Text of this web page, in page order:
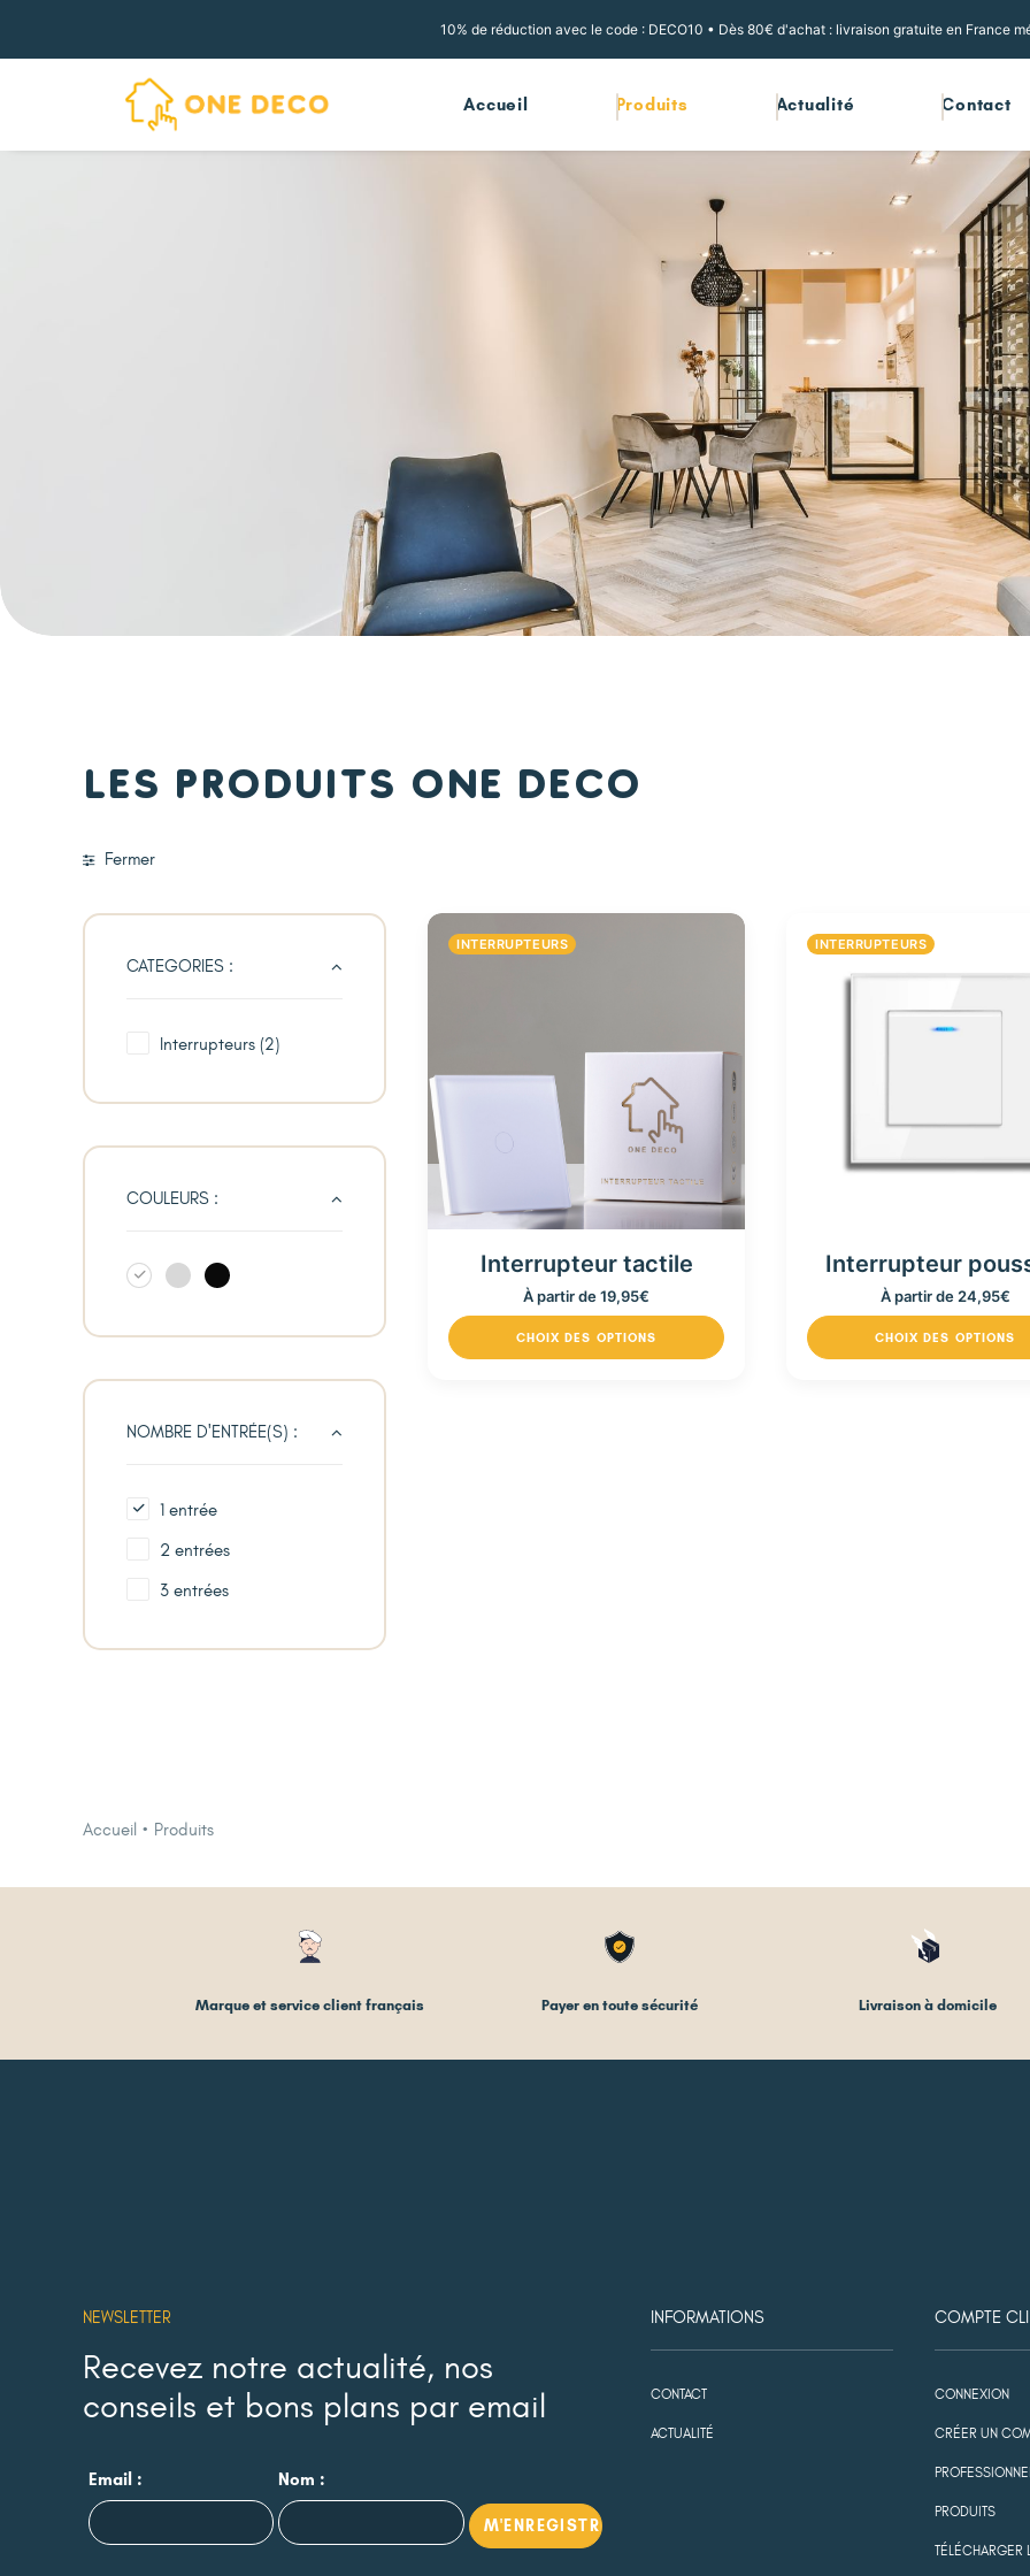
10% de réduction avec le code : DECO10 • Dès 80€ d'achat : livraison gratuite en France
Accueil Produits Actualité Contact
Les produits One Deco
Fermer
CATEGORIES :
Interrupteurs (2)
COULEURS :
NOMBRE D'ENTRÉE(S) :
1 entrée
2 entrées
3 entrées
INTERRUPTEURS
Interrupteur tactile
À partir de19,95€
CHOIX DES OPTIONS
INTERRUPTEURS
Interrupteur
À partir de 24,95€
CHOIX DES OPTIONS
Accueil Produits
Marque et service client français Payer en toute sécurité Livraison à domicile
NEWSLETTER
Recevez notre actualité, nos
conseils et bons plans par email
Email : Nom :
INFORMATIONS
CONTACT
ACTUALITÉ
COMPTE
CONNEXION
CRÉER UN
PRODUITS
TÉLÉCHARGER